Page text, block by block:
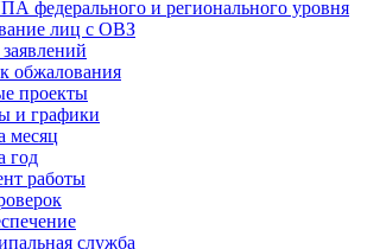
федерального и регионального уровня
лиц с ОВЗ
обжалования
проекты
и графики
месяц
год
работы
служба